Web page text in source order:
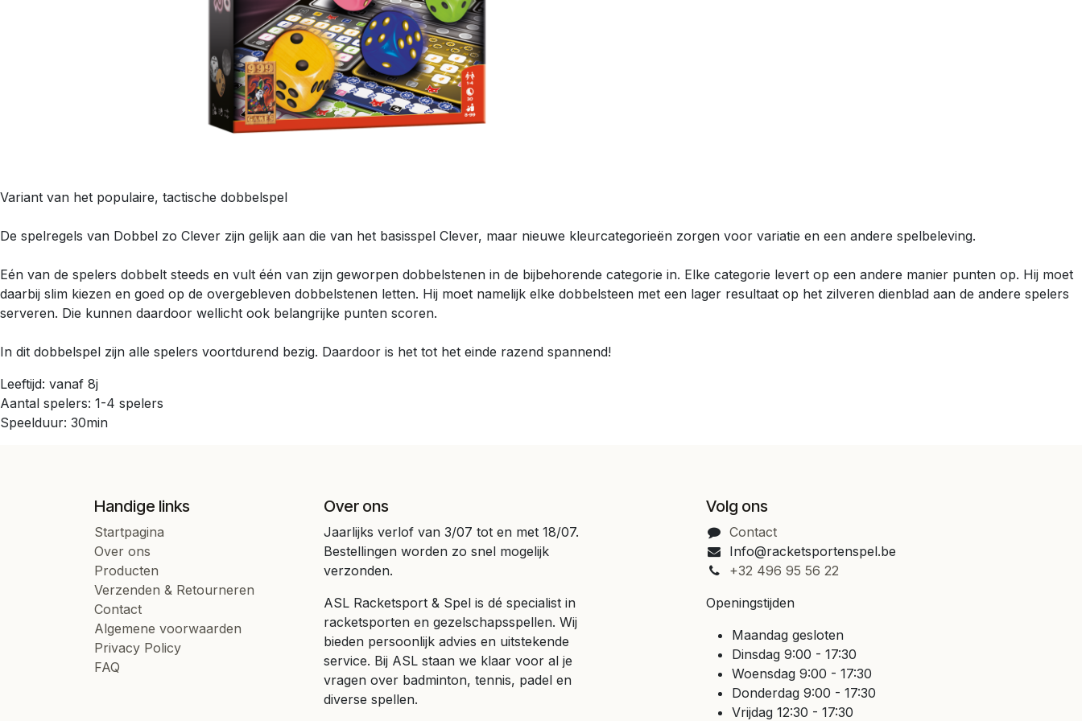
Variant van het populaire, tactische dobbelspel
De spelregels van Dobbel zo Clever zijn gelijk aan die van het basisspel Clever, maar nieuwe kleurcategorieën zorgen voor variatie en een andere spelbeleving.
Eén van de spelers dobbelt steeds en vult één van zijn geworpen dobbelstenen in de bijbehorende categorie in. Elke categorie levert op een andere manier punten op. Hij moet
daarbij slim kiezen en goed op de overgebleven dobbelstenen letten. Hij moet namelijk elke dobbelsteen met een lager resultaat op het zilveren dienblad aan de andere spelers
serveren. Die kunnen daardoor wellicht ook belangrijke punten scoren.
In dit dobbelspel zijn alle spelers voortdurend bezig. Daardoor is het tot het einde razend spannend!
Leeftijd: vanaf 8j
Aantal spelers: 1-4 spelers
Speelduur: 30min
Handige links
Startpagina
Over ons
Producten
Verzenden & Retourneren
Contact
Algemene voorwaarden
Privacy Policy
FAQ
Over ons
Jaarlijks verlof van 3/07 tot en met 18/07.
Bestellingen worden zo snel mogelijk
verzonden.
ASL Racketsport & Spel is dé specialist in
racketsporten en gezelschapsspellen. Wij
bieden persoonlijk advies en uitstekende
service. Bij ASL staan we klaar voor al je
vragen over badminton, tennis, padel en
diverse spellen.
Volg ons
Contact
Info@racketsportenspel.be
+32 496 95 56 22
Openingstijden
Maandag gesloten
Dinsdag 9:00 - 17:30
Woensdag 9:00 - 17:30
Donderdag 9:00 - 17:30
Vrijdag 12:30 - 17:30